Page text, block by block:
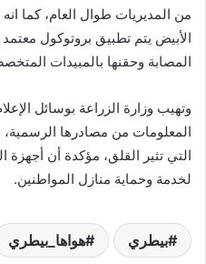
من المديريات طوال العام، كما انه
الأبيض يتم تطبيق بروتوكول
المصابة وحقنها بالمبيدات
وتهيب وزارة الزراعة بوسائل
المعلومات من مصادرها الرسمية،
التي تثير القلق، مؤكدة أن أجهزة
لخدمة وحماية منازل المواطنين.
بيطري هواها_بيطري